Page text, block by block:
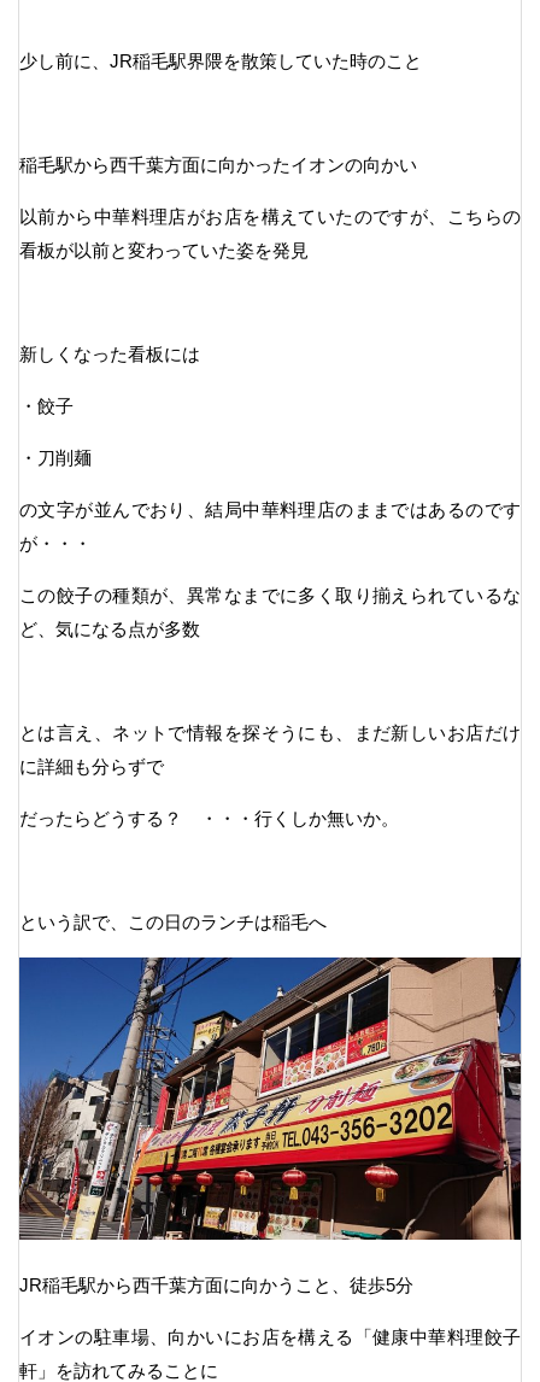
少し前に、JR稲毛駅界隈を散策していた時のこと
稲毛駅から西千葉方面に向かったイオンの向かい
以前から中華料理店がお店を構えていたのですが、こちらの
看板が以前と変わっていた姿を発見
新しくなった看板には
・餃子
・刀削麺
の文字が並んでおり、結局中華料理店のままではあるのです
が・・・
この餃子の種類が、異常なまでに多く取り揃えられているな
ど、気になる点が多数
とは言え、ネットで情報を探そうにも、まだ新しいお店だけ
に詳細も分らずで
だったらどうする？ ・・・行くしか無いか。
という訳で、この日のランチは稲毛へ
JR稲毛駅から西千葉方面に向かうこと、徒歩5分
イオンの駐車場、向かいにお店を構える「健康中華料理餃子
軒」を訪れてみることに